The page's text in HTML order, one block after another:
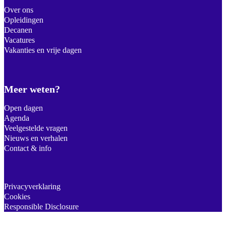
Over ons
Opleidingen
Decanen
Vacatures
Vakanties en vrije dagen
Meer weten?
Open dagen
Agenda
Veelgestelde vragen
Nieuws en verhalen
Contact & info
Privacyverklaring
Cookies
Responsible Disclosure